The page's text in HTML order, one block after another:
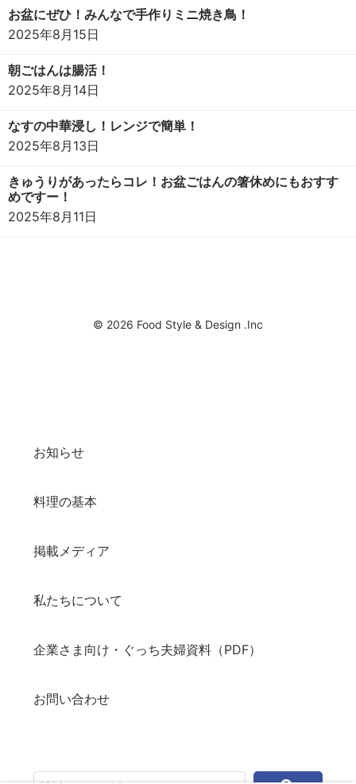
お盆にぜひ！みんなで手作りミニ焼き鳥！
2025年8月15日
朝ごはんは腸活！
2025年8月14日
なすの中華浸し！レンジで簡単！
2025年8月13日
きゅうりがあったらコレ！お盆ごはんの箸休めにもおすす
めですー！
2025年8月11日
© 2026 Food Style & Design .Inc
お知らせ
料理の基本
掲載メディア
私たちについて
企業さま向け・ぐっち夫婦資料（PDF）
お問い合わせ